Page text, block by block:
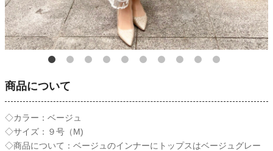
商品について
◇カラー：ベージュ
◇サイズ：９号（M)
◇商品について：ベージュのインナーにトップスはベージュグレー